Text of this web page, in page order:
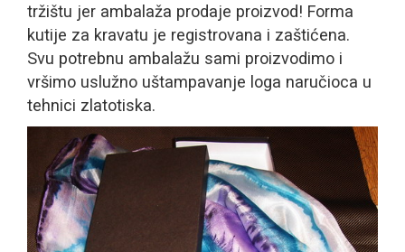
tržištu jer ambalaža prodaje proizvod! Forma
kutije za kravatu je registrovana i zaštićena.
Svu potrebnu ambalažu sami proizvodimo i
vršimo uslužno uštampavanje loga naručioca u
tehnici zlatotiska.